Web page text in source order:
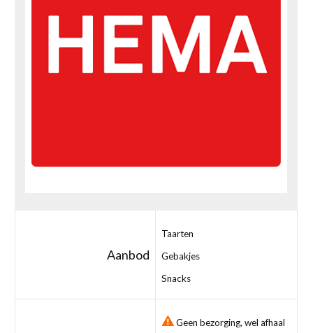
Aanbod
Taarten
Gebakjes
Snacks
Geen bezorging, wel afhaal